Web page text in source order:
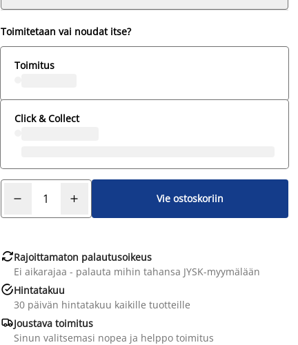
Toimitetaan vai noudat itse?
Toimitus
Click & Collect
Vie ostoskoriin
Rajoittamaton palautusoikeus
Ei aikarajaa - palauta mihin tahansa JYSK-myymälään
Hintatakuu
30 päivän hintatakuu kaikille tuotteille
Joustava toimitus
Sinun valitsemasi nopea ja helppo toimitus